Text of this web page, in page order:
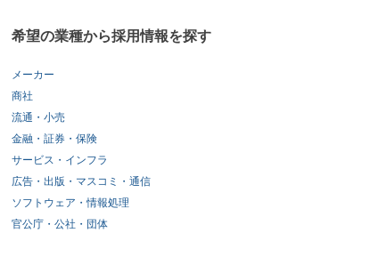
希望の業種から採用情報を探す
メーカー
商社
流通・小売
金融・証券・保険
サービス・インフラ
広告・出版・マスコミ・通信
ソフトウェア・情報処理
官公庁・公社・団体